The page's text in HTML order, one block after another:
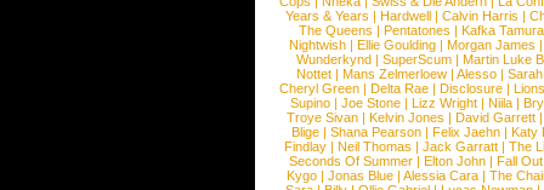
Years & Years |Hardwell |Calvin Harris |
The Queens | Pentatones | Kafka Tamura
Nightwish |Ellie Goulding |Morgan James
Wunderkynd | SuperScum | Martin Luke
Nottet |Mans Zelmerloew |Alesso |
Cheryl Green |Delta Rae |Disclosure |
Supino |Joe Stone |Lizz Wright |Niila |
Troye Sivan | Kelvin Jones | David Garrett
Blige | Shana Pearson | Felix Jaehn | Katy
Findlay |Neil Thomas |Jack Garratt |The
Seconds Of Summer |Elton John |Fall
Kygo |Jonas Blue |Alessia Cara |The